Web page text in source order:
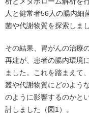
人と健常者56人の腸内細
菌や代謝物質を探索しまし
その結果、胃がんの治療
再建が、患者の腸内環境
ました。これを踏まえて
叢や代謝物質にどのよう
のように影響するのかと
討しました（図1）。